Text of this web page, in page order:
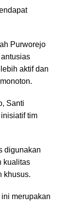
Purworejo
aktif dan
Santi
tim
digunakan
kualitas
khusus.
merupakan